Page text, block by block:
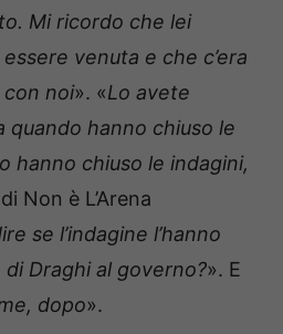
Mi ricordo che lei
venuta e che c’era
noi». «Lo avete
quando hanno chiuso le
hanno chiuso le indagini,
Non è L’Arena
se l’indagine l’hanno
di Draghi al governo?». E
dopo».